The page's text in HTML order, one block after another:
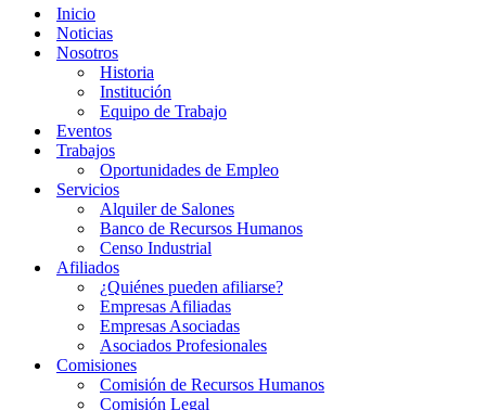
Inicio
Noticias
Nosotros
Historia
Institución
Equipo de Trabajo
Eventos
Trabajos
Oportunidades de Empleo
Servicios
Alquiler de Salones
Banco de Recursos Humanos
Censo Industrial
Afiliados
¿Quiénes pueden afiliarse?
Empresas Afiliadas
Empresas Asociadas
Asociados Profesionales
Comisiones
Comisión de Recursos Humanos
Comisión Legal